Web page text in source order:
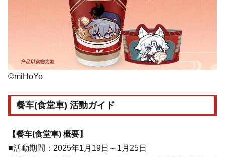
©miHoYo
餐车(食堂車) 活動ガイド
【餐车(食堂車) 概要】
■活動期間：2025年1月19日～1月25日